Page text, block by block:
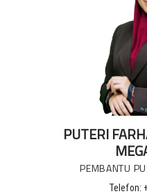
PUTERI
PEMBANTU
Telefon: